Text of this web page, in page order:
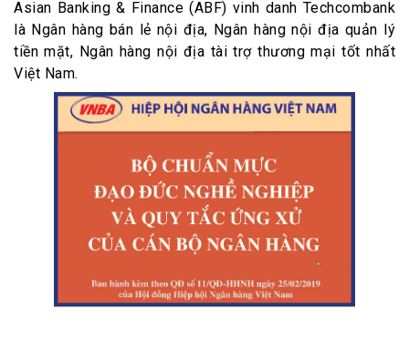
Asian Banking & Finance (ABF) vinh danh Techcombank
là Ngân hàng bán lẻ nội địa, Ngân hàng nội địa quản lý
tiền mặt, Ngân hàng nội địa tài trợ thương mại tốt nhất
Việt Nam.